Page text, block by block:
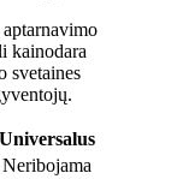
kainodara
svetaines
Universalus
Neribojama